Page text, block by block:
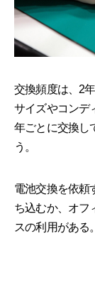
交換頻度は、2
サイズやコンデ
年ごとに交換し
う。
電池交換を依頼
ち込むか、オフ
スの利用がある